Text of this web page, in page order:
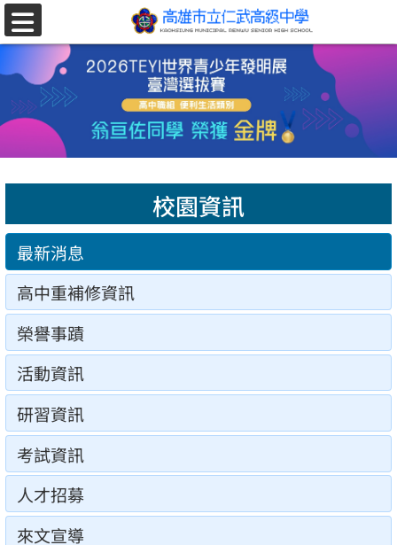
跳至主要內容區
選
單
校園資訊
最新消息
高中重補修資訊
榮譽事蹟
活動資訊
研習資訊
考試資訊
人才招募
來文宣導